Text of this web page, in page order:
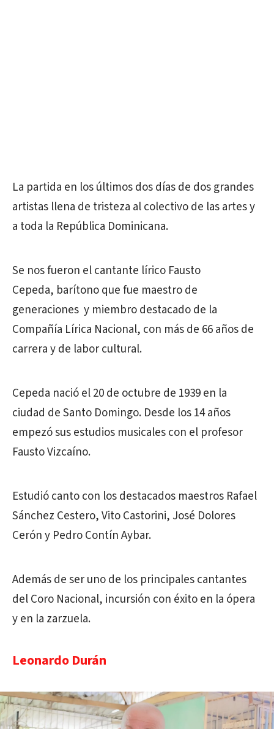
La partida en los últimos dos días de dos grandes
artistas llena de tristeza al colectivo de las artes y
a toda la República Dominicana.
Se nos fueron el cantante lírico Fausto
Cepeda, barítono que fue maestro de
generaciones y miembro destacado de la
Compañía Lírica Nacional, con más de 66 años de
carrera y de labor cultural.
Cepeda nació el 20 de octubre de 1939 en la
ciudad de Santo Domingo. Desde los 14 años
empezó sus estudios musicales con el profesor
Fausto Vizcaíno.
Estudió canto con los destacados maestros Rafael
Sánchez Cestero, Vito Castorini, José Dolores
Cerón y Pedro Contín Aybar.
Además de ser uno de los principales cantantes
del Coro Nacional, incursión con éxito en la ópera
y en la zarzuela.
Leonardo Durán